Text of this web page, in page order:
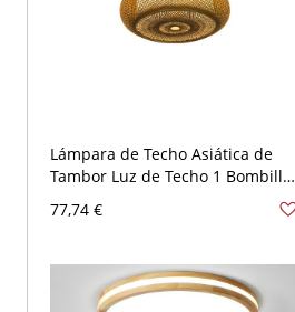
Lámpara de Techo Asiática de
Tambor Luz de Techo 1 Bombilla
110 A 120 V 40,64 cm
77,74 €